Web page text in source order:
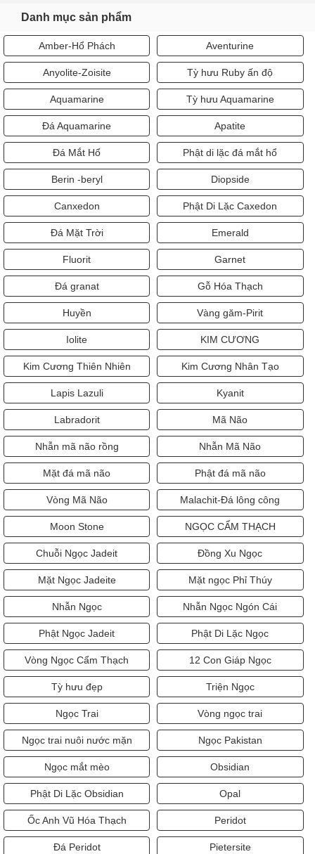
Danh mục sản phẩm
Amber-Hổ Phách Aventurine
Anyolite-Zoisite Tỳ hưu Ruby ấn độ
Aquamarine Tỳ hưu Aquamarine
Đá Aquamarine Apatite
Đá Mắt Hổ Phật di lặc đá mắt hổ
Berin -beryl Diopside
Canxedon Phật Di Lặc Caxedon
Đá Mặt Trời Emerald
Fluorit Garnet
Đá granat Gỗ Hóa Thạch
Huyền Vàng găm-Pirit
Iolite KIM CƯƠNG
Kim Cương Thiên Nhiên Kim Cương Nhân Tạo
Lapis Lazuli Kyanit
Labradorit Mã Não
Nhẫn mã não rồng Nhẫn Mã Não
Mặt đá mã não Phật đá mã não
Vòng Mã Não Malachit-Đá lông công
Moon Stone NGỌC CẨM THẠCH
Chuỗi Ngọc Jadeit Đồng Xu Ngọc
Mặt Ngọc Jadeite Mặt ngọc Phỉ Thúy
Nhẫn Ngọc Nhẫn Ngọc Ngón Cái
Phật Ngọc Jadeit Phật Di Lặc Ngọc
Vòng Ngọc Cẩm Thạch 12 Con Giáp Ngọc
Tỳ hưu đẹp Triện Ngọc
Ngọc Trai Vòng ngọc trai
Ngọc trai nuôi nước mặn Ngọc Pakistan
Ngọc mắt mèo Obsidian
Phật Di Lặc Obsidian Opal
Ốc Anh Vũ Hóa Thạch Peridot
Đá Peridot Pietersite